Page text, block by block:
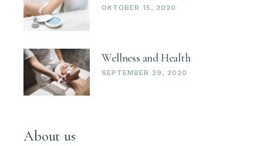
OKTOBER 15, 2020
Wellness and Health
SEPTEMBER 29, 2020
About us